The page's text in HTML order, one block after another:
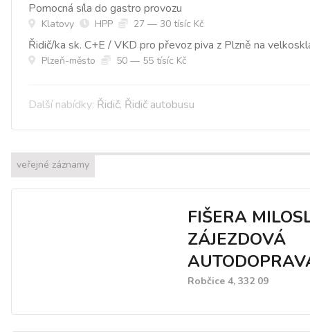
Pomocná síla do gastro provozu
Klatovy HPP 27 — 30 tísíc Kč
Řidič/ka sk. C+E / VKD pro převoz piva z Plzně na
Plzeň-město 50 — 55 tísíc Kč
Další nabídky: Řidič, Řidič autobusu
veřejné záznamy
FIŠERA
ZÁJEZDOVÁ
Robčice 4, 332 09